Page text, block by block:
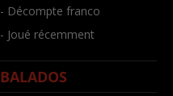
- Décompte franco
- Joué récemment
BALADOS